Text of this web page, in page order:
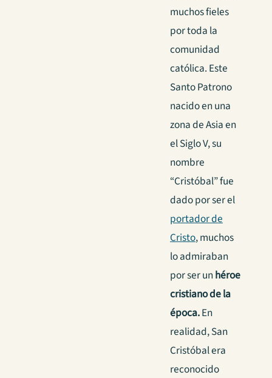
muchos fieles
por toda la
comunidad
católica. Este
Santo Patrono
nacido en una
zona de Asia en
el Siglo V, su
nombre
“Cristóbal” fue
dado por ser el
portador de
Cristo, muchos
lo admiraban
por ser unhéroe
cristiano de la
época.En
realidad, San
Cristóbal era
reconocido